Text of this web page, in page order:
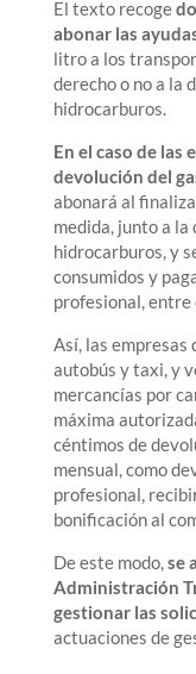
El texto recoge
abonar las
litro a los
derecho o no a la
hidrocarburos.
En el caso de las
devolución del
abonará al
medida, junto a
hidrocarburos, y
consumidos y
profesional,
Así, las
autobús y taxi, y
mercancías por
máxima
céntimos de
mensual, como
profesional,
bonificación al
De este modo,se
Administración
gestionar las
actuaciones de